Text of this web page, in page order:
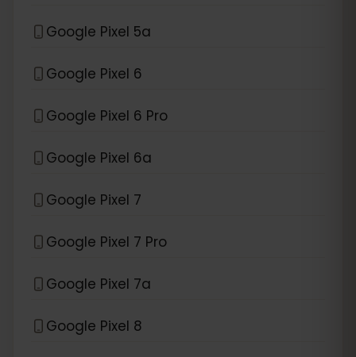
Google Pixel 5a
Google Pixel 6
Google Pixel 6 Pro
Google Pixel 6a
Google Pixel 7
Google Pixel 7 Pro
Google Pixel 7a
Google Pixel 8